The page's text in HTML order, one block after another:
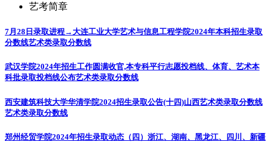
艺考简章
7月28日录取进程→大连工业大学艺术与信息工程学院2024年本科招生录取
分数线艺术类录取分数线
武汉学院2024年招生工作圆满收官,本专科平行志愿投档线、体育、艺术本
科批录取投档线公布艺术类录取分数线
西安建筑科技大学华清学院2024招生录取公告(十四)山西艺术类录取分数线
艺术类录取分数线
郑州经贸学院2024年招生录取动态（四）浙江、湖南、黑龙江、四川、新疆